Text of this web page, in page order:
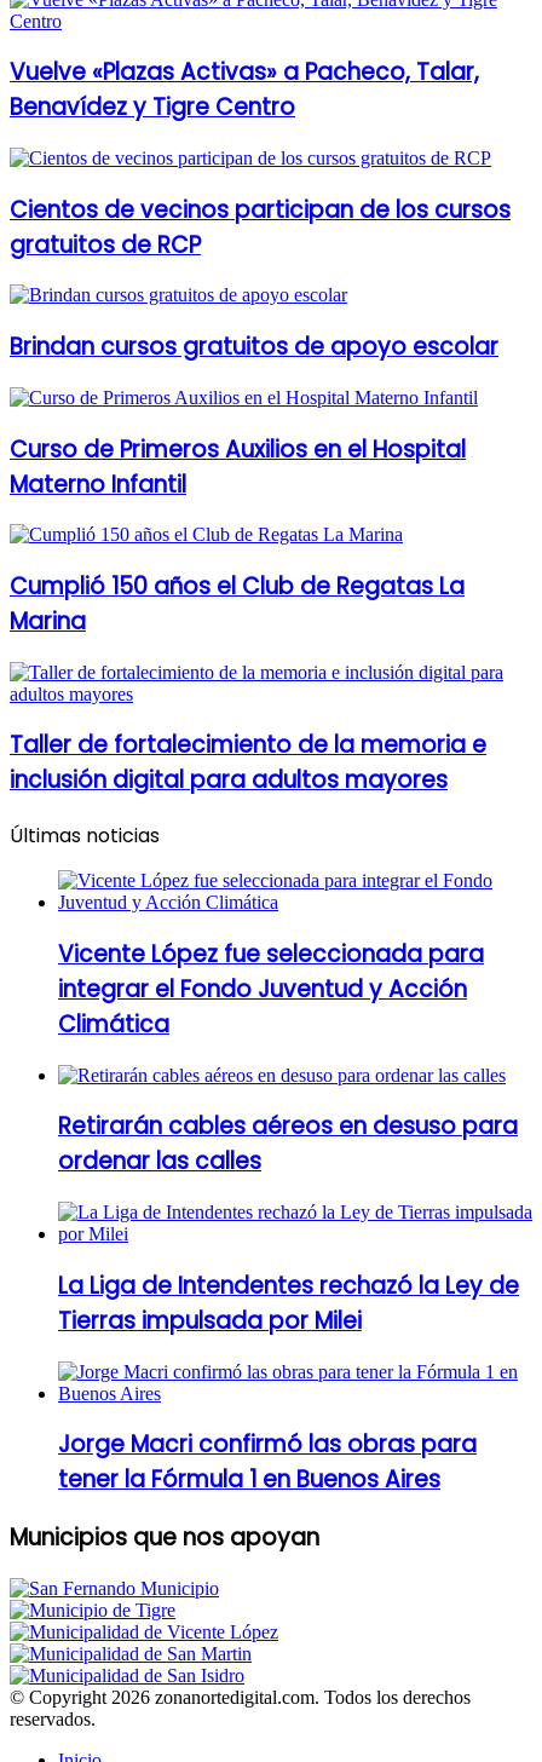
Vuelve «Plazas Activas» a Pacheco, Talar,
Benavídez y Tigre Centro
Cientos de vecinos participan de los cursos
gratuitos de RCP
Brindan cursos gratuitos de apoyo escolar
Curso de Primeros Auxilios en el Hospital
Materno Infantil
Cumplió 150 años el Club de Regatas La
Marina
Taller de fortalecimiento de la memoria e
inclusión digital para adultos mayores
Últimas noticias
Vicente López fue seleccionada para
integrar el Fondo Juventud y Acción
Climática
Retirarán cables aéreos en desuso para
ordenar las calles
La Liga de Intendentes rechazó la Ley de
Tierras impulsada por Milei
Jorge Macri confirmó las obras para
tener la Fórmula 1 en Buenos Aires
Municipios que nos apoyan
© Copyright 2026 zonanortedigital.com. Todos los derechos
reservados.